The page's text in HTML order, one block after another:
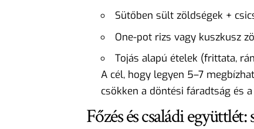
Sütőben sült zöldségek +
One-pot rizs vagy kuszkusz
Tojás alapú ételek (frittata,
A cél, hogy legyen 5–7
csökken a döntési fáradtság és
Főzés és családi